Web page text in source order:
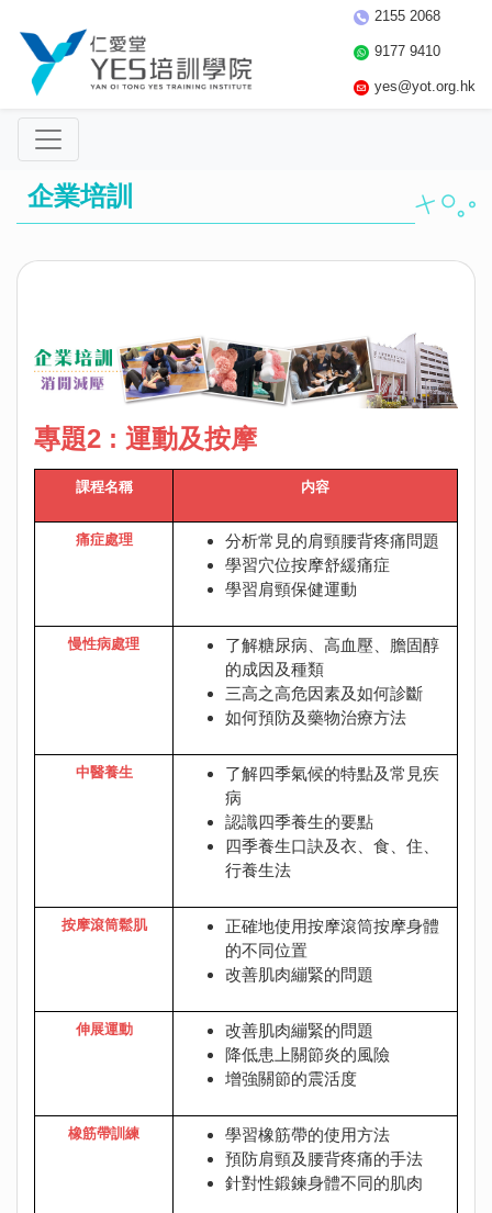
2155 2068
9177 9410
yes@yot.org.hk
企業培訓
專題2 : 運動及按摩
課程名稱 内容
痛症處理
分析常見的肩頸腰背疼痛問題
學習穴位按摩舒緩痛症
學習肩頸保健運動
慢性病處理
了解糖尿病、高血壓、膽固醇
的成因及種類
三高之高危因素及如何診斷
如何預防及藥物治療方法
中醫養生
了解四季氣候的特點及常見疾
病
認識四季養生的要點
四季養生口訣及衣、食、住、
行養生法
按摩滾筒鬆肌
正確地使用按摩滾筒按摩身體
的不同位置
改善肌肉繃緊的問題
伸展運動
改善肌肉繃緊的問題
降低患上關節炎的風險
增強關節的震活度
橡筋帶訓練
學習橡筋帶的使用方法
預防肩頸及腰背疼痛的手法
針對性鍛鍊身體不同的肌肉